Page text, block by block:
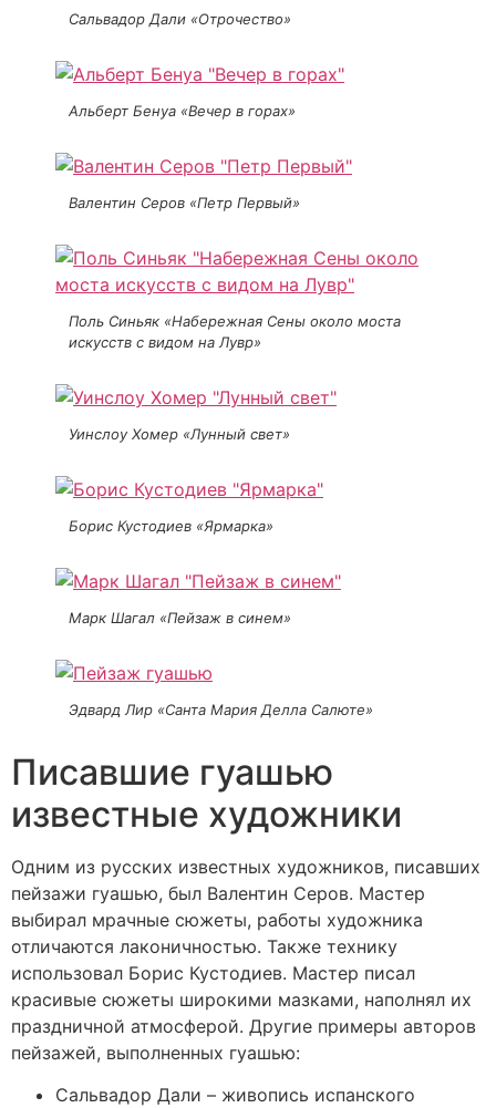
Сальвадор Дали «Отрочество»
Альберт Бенуа «Вечер в горах»
Валентин Серов «Петр Первый»
Поль Синьяк «Набережная Сены около моста
искусств с видом на Лувр»
Уинслоу Хомер «Лунный свет»
Борис Кустодиев «Ярмарка»
Марк Шагал «Пейзаж в синем»
Эдвард Лир «Санта Мария Делла Салюте»
Писавшие гуашью
известные художники
Одним из русских известных художников, писавших
пейзажи гуашью, был Валентин Серов. Мастер
выбирал мрачные сюжеты, работы художника
отличаются лаконичностью. Также технику
использовал Борис Кустодиев. Мастер писал
красивые сюжеты широкими мазками, наполнял их
праздничной атмосферой. Другие примеры авторов
пейзажей, выполненных гуашью:
Сальвадор Дали – живопись испанского